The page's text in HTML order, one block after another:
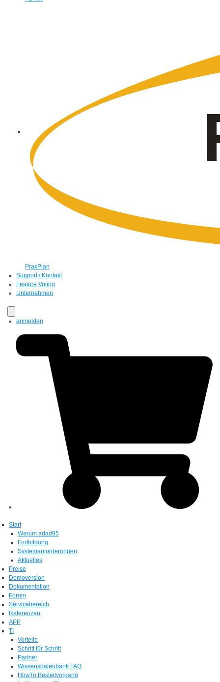
PraxPlan
Support / Kontakt
Feature Voting
Unternehmen
anmelden
Start
Warum adad95
Fortbildung
Systemanforderungen
Aktuelles
Preise
Demoversion
Dokumentation
Forum
Servicebereich
Referenzen
APP
TI
Vorteile
Schritt für Schritt
Partner
Wissensdatenbank FAQ
HowTo Bestellvorgang